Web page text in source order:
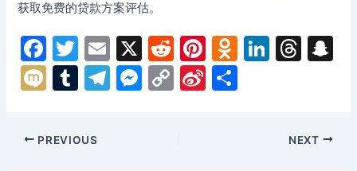
获取免费的贷款方案评估。
F
a
c
b
T
w
itt
E
m
ai
X
R
e
d
Pi
nt
er
O
Li
dI
T
d
M
i
T
m
bl
T
M C
Si
Post
PREVIOUS NEXT